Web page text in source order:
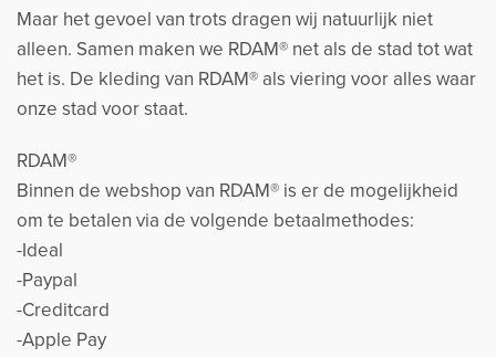
Maar het gevoel van trots dragen wij natuurlijk niet
alleen. Samen maken we RDAM® net als de stad tot wat
het is. De kleding van RDAM® als viering voor alles waar
onze stad voor staat.
RDAM®
Binnen de webshop van RDAM® is er de mogelijkheid
om te betalen via de volgende betaalmethodes:
-Ideal
-Paypal
-Creditcard
-Apple Pay